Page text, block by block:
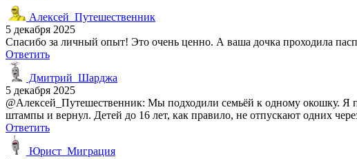
Алексей_Путешественник
5 декабря 2025
Спасибо за личный опыт! Это очень ценно. А ваша дочка проходила
Ответить
Дмитрий_Шарджа
5 декабря 2025
@Алексей_Путешественник: Мы подходили семьёй к одному окошку. Я
штампы и вернул. Детей до 16 лет, как правило, не отпускают одних
Ответить
Юрист_Миграция